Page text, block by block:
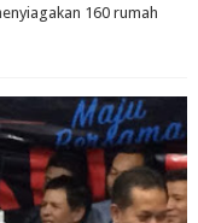
160 rumah